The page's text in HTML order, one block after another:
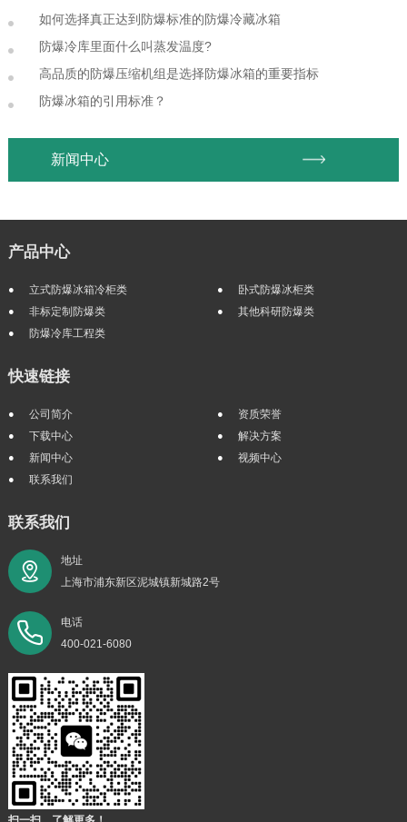
如何选择真正达到防爆标准的防爆冷藏冰箱
防爆冷库里面什么叫蒸发温度?
高品质的防爆压缩机组是选择防爆冰箱的重要指标
防爆冰箱的引用标准？
新闻中心
产品中心
立式防爆冰箱冷柜类
卧式防爆冰柜类
非标定制防爆类
其他科研防爆类
防爆冷库工程类
快速链接
公司简介
资质荣誉
下载中心
解决方案
新闻中心
视频中心
联系我们
联系我们
地址
上海市浦东新区泥城镇新城路2号
电话
400-021-6080